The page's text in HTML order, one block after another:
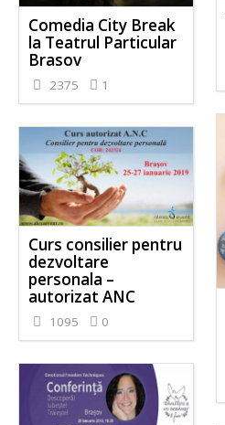
Comedia City Break
la Teatrul Particular
Brasov
2375 1
Curs consilier pentru
dezvoltare
personala –
autorizat ANC
1095 0